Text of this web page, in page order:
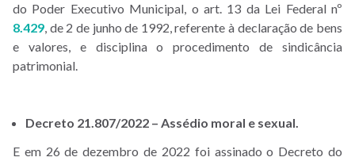
do Poder Executivo Municipal, o art. 13 da Lei Federal nº
8.429, de 2 de junho de 1992, referente à declaração de bens
e valores, e disciplina o procedimento de sindicância
patrimonial.
Decreto 21.807/2022 – Assédio moral e sexual.
E em 26 de dezembro de 2022 foi assinado o Decreto do